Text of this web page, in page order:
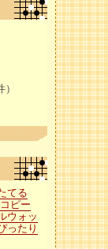
）
てる
ピー
ウォッ
ったり